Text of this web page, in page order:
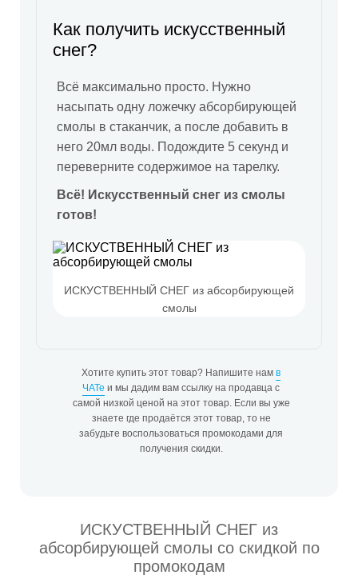
Как получить искусственный
снег?
Всё максимально просто. Нужно
насыпать одну ложечку абсорбирующей
смолы в стаканчик, а после добавить в
него 20мл воды. Подождите 5 секунд и
переверните содержимое на тарелку.
Всё! Искусственный снег из смолы
готов!
ИСКУСТВЕННЫЙ СНЕГ из абсорбирующей
смолы
Хотите купить этот товар? Напишите нам в
ЧАТе и мы дадим вам ссылку на продавца с
самой низкой ценой на этот товар. Если вы уже
знаете где продаётся этот товар, то не
забудьте воспользоваться промокодами для
получения скидки.
ИСКУСТВЕННЫЙ СНЕГ из
абсорбирующей смолы со скидкой по
промокодам